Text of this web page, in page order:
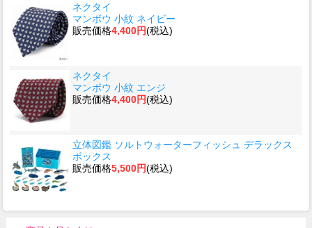
ネクタイ
マンボウ 小紋 ネイビー
販売価格4,400円(税込)
ネクタイ
マンボウ 小紋 エンジ
販売価格4,400円(税込)
立体図鑑 ソルトウォーターフィッシュ デラックス
ボックス
販売価格5,500円(税込)